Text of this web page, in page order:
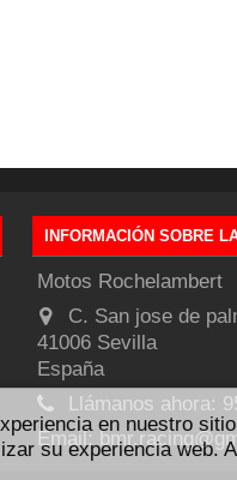
INFORMACIÓN SOBRE
Motos Rochelambert
C. San jose de
41006 Sevilla
España
Llámanos ahora:
Email:
en nuestro
su experiencia web.